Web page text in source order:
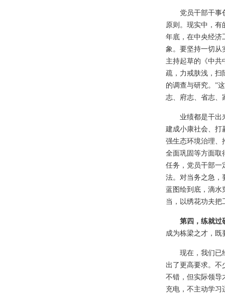
党员干部干事
原则。现实中，有
年底，在中央经济
象。要坚持一切从
主持起草的《中共
疏，力戒肤浅，扫
的调查与研究。”
志、府志、省志、
业绩都是干出
建成小康社会、打
强生态环境治理、
全面巩固等方面取
任务，党员干部一
法。对当务之急，
蓝图绘到底，滴水
当，以绣花功夫把
第四，练就过
成为栋梁之才，既
现在，我们已
出了更高要求。不
不错，但实际领导
充电，不主动学习